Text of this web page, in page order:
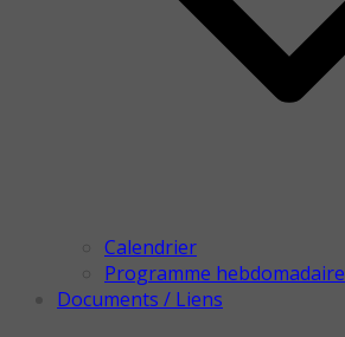
Calendrier
Programme hebdomadaire
Documents / Liens